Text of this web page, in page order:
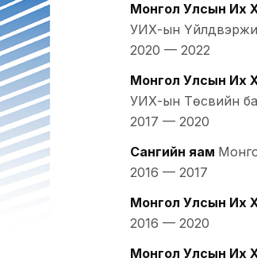
Монгол Улсын Их
УИХ-ын
2020 — 2022
Монгол Улсын Их
УИХ-ын Төсвийн
2017 — 2020
Сангийн яам
2016 — 2017
Монгол Улсын Их
2016 — 2020
Монгол Улсын Их